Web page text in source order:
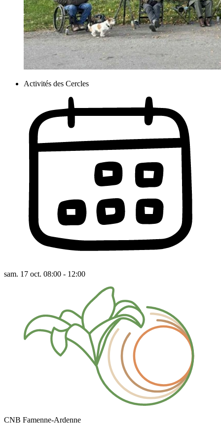
Activités des Cercles
sam. 17 oct. 08:00 - 12:00
CNB Famenne-Ardenne